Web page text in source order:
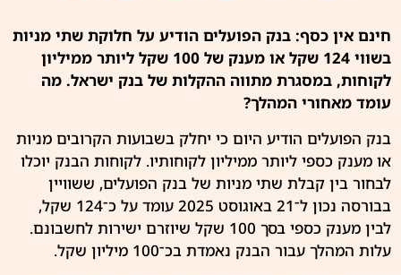
חינם אין כסף: בנק הפועלים הודיע על חלוקת שתי מניות
בשווי 124 שקל או מענק של 100 שקל ליותר ממיליון
לקוחות, במסגרת מתווה ההקלות של בנק ישראל. מה
עומד מאחורי המהלך?
בנק הפועלים הודיע היום כי יחלק בשבועות הקרובים מניות
או מענק כספי ליותר ממיליון לקוחותיו. לקוחות הבנק יוכלו
לבחור בין קבלת שתי מניות של בנק הפועלים, ששוויין
בבורסה נכון ל־21 באוגוסט 2025 עומד על כ־124 שקל,
לבין מענק כספי בסך 100 שקל שיוזרם ישירות לחשבונם.
עלות המהלך עבור הבנק נאמדת בכ־100 מיליון שקל.